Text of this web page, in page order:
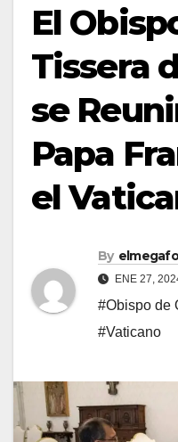
El
Tissera
se
Papa
el
By
ENE 27,
#Obispo de
#Vaticano